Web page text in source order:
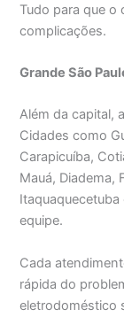
Tudo para que o
complicações.
Grande São
Além da capital,
Cidades como
Carapicuíba,
Mauá, Diadema,
equipe.
Cada
rápida do
eletrodoméstico